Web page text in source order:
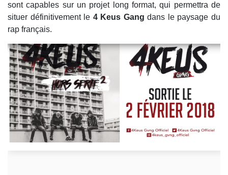
sont capables sur un projet long format, qui permettra de
situer définitivement le 4 Keus Gang dans le paysage du
rap français.